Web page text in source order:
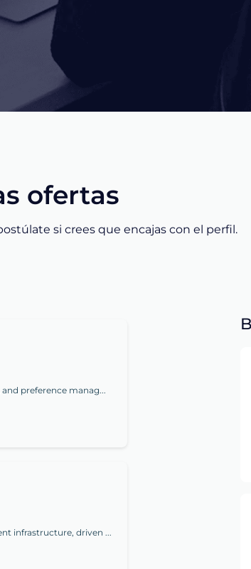
ofertas
si crees que encajas con el perfil.
preference manag...
infrastructure, driven ...